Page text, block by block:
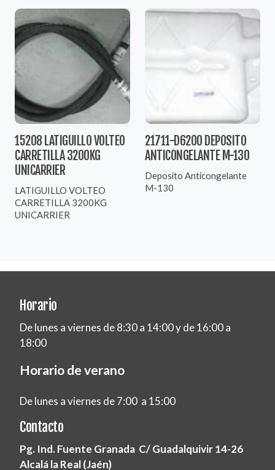
15208 LATIGUILLO VOLTEO
CARRETILLA 3200KG
UNICARRIER
LATIGUILLO VOLTEO
CARRETILLA 3200KG
UNICARRIER
21711-D6200 DEPOSITO
ANTICONGELANTE M-130
Deposito Anticongelante
M-130
Horario
De lunes a viernes de 8:30 a 14:00 y de 16:00 a
18:00
Horario de verano
De lunes a viernes de 7:00 a 15:00
Contacto
Pg. Ind. Fuente Granada C/ Guadalquivir 14-26
Alcalá la Real (Jaén)